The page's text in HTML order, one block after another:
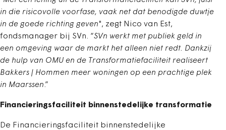
in die risicovolle voorfase, vaak net dat benodigde duwtje
in de goede richting geven", zegt Nico van Est,
fondsmanager bij SVn. “SVn werkt met publiek geld in
een omgeving waar de markt het alleen niet redt. Dankzij
de hulp van OMU en de Transformatiefaciliteit realiseert
Bakkers | Hommen meer woningen op een prachtige plek
in Maarssen.”
Financieringsfaciliteit binnenstedelijke transformatie
De Financieringsfaciliteit binnenstedelijke